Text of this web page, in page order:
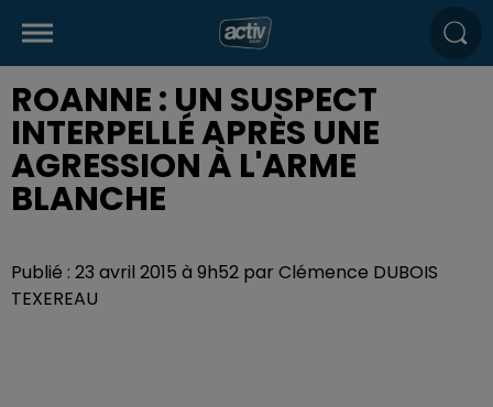
ROANNE : UN SUSPECT
INTERPELLÉ APRÈS UNE
AGRESSION À L'ARME
BLANCHE
Publié : 23 avril 2015 à 9h52 par Clémence DUBOIS
TEXEREAU